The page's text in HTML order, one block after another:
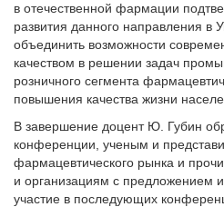
в отечественной фармации
развития данного направления в
объединить возможности
качеством в решении задач
розничного сегмента
повышения качества жизни
В завершение доцент Ю. Губин
конференции, ученым и
фармацевтического рынка и
и организациям с предложением
участие в последующих